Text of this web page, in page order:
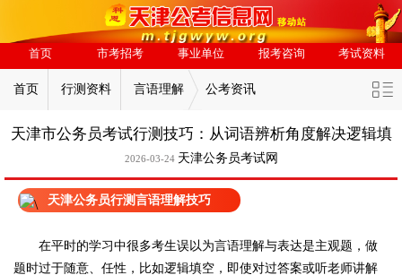
首页 市考招考 事业单位 报考咨询 考试资料
首页 行测资料 言语理解 公考资讯
天津市公务员考试行测技巧：从词语辨析角度解决逻辑填
2026-03-24 天津公务员考试网
天津公务员行测言语理解技巧
在平时的学习中很多考生误以为言语理解与表达是主观题，做
题时过于随意、任性，比如逻辑填空，即使对过答案或听老师讲解